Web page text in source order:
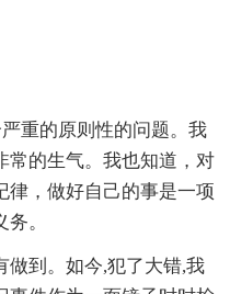
重的原则性的问题。我
常的生气。我也知道，对
律，做好自己的事是一项
。
做到。如今,犯了大错,我